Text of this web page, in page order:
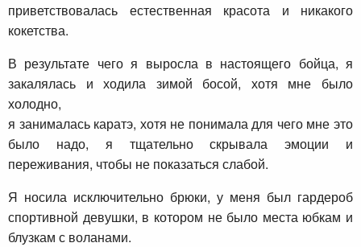
приветствовалась естественная красота и никакого
кокетства.
В результате чего я выросла в настоящего бойца, я
закалялась и ходила зимой босой, хотя мне было
холодно,
я занималась каратэ, хотя не понимала для чего мне это
было надо, я тщательно скрывала эмоции и
переживания, чтобы не показаться слабой.
Я носила исключительно брюки, у меня был гардероб
спортивной девушки, в котором не было места юбкам и
блузкам с воланами.